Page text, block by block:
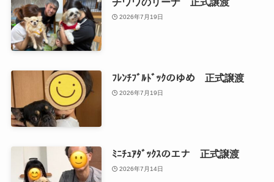
2026年7月19日
ﾌﾚﾝﾁﾌﾞﾙﾄﾞｯｸのゆめ 正式譲渡
2026年7月19日
ﾐﾆﾁｭｱﾀﾞｯｸｽのエナ 正式譲渡
2026年7月14日